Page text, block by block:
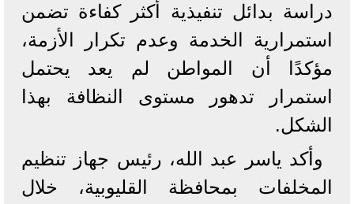
دراسة بدائل تنفيذية أكثر كفاءة تضمن
استمرارية الخدمة وعدم تكرار الأزمة،
مؤكدًا أن المواطن لم يعد يحتمل
استمرار تدهور مستوى النظافة بهذا
الشكل.
وأكد ياسر عبد الله، رئيس جهاز تنظيم
المخلفات بمحافظة القليوبية، خلال